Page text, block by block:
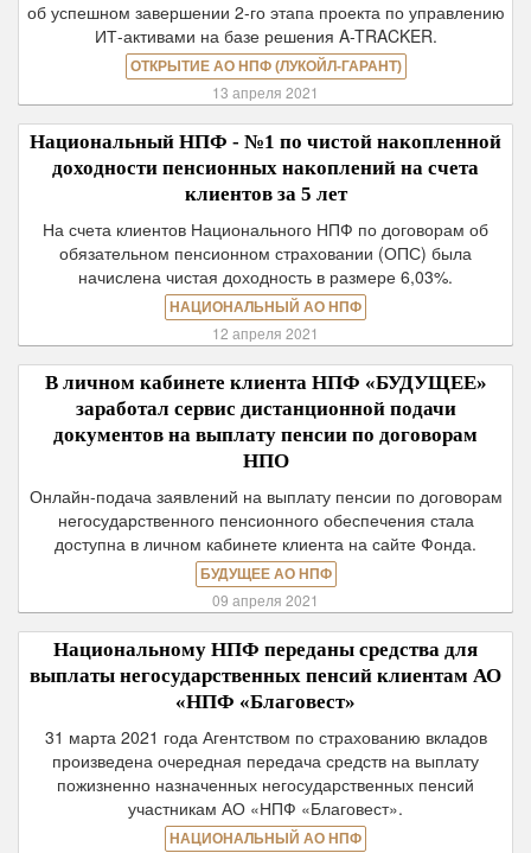
об успешном завершении 2-го этапа проекта по управлению
ИТ-активами на базе решения A-TRACKER.
ОТКРЫТИЕ АО НПФ (ЛУКОЙЛ-ГАРАНТ)
13 апреля 2021
Национальный НПФ - №1 по чистой накопленной
доходности пенсионных накоплений на счета
клиентов за 5 лет
На счета клиентов Национального НПФ по договорам об
обязательном пенсионном страховании (ОПС) была
начислена чистая доходность в размере 6,03%.
НАЦИОНАЛЬНЫЙ АО НПФ
12 апреля 2021
В личном кабинете клиента НПФ «БУДУЩЕЕ»
заработал сервис дистанционной подачи
документов на выплату пенсии по договорам
НПО
Онлайн-подача заявлений на выплату пенсии по договорам
негосударственного пенсионного обеспечения стала
доступна в личном кабинете клиента на сайте Фонда.
БУДУЩЕЕ АО НПФ
09 апреля 2021
Национальному НПФ переданы средства для
выплаты негосударственных пенсий клиентам АО
«НПФ «Благовест»
31 марта 2021 года Агентством по страхованию вкладов
произведена очередная передача средств на выплату
пожизненно назначенных негосударственных пенсий
участникам АО «НПФ «Благовест».
НАЦИОНАЛЬНЫЙ АО НПФ